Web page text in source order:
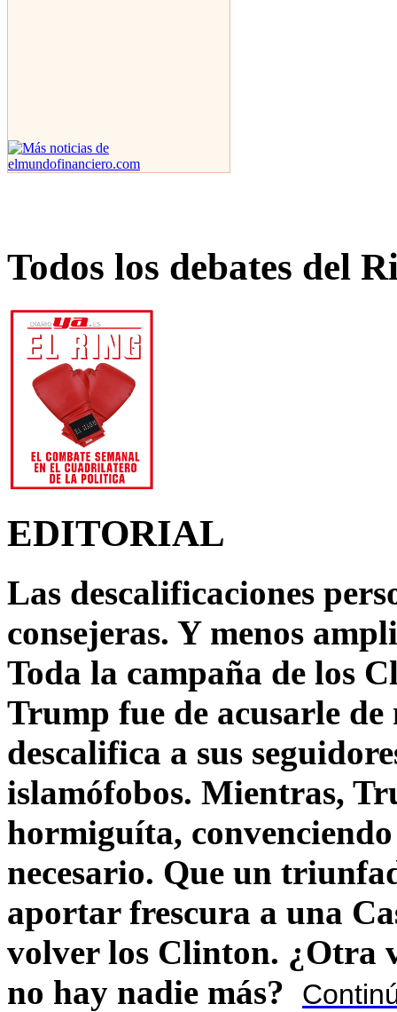
Todos los debates del
EDITORIAL
Las descalificaciones
consejeras. Y menos
Toda la campaña de los
Trump fue de acusarle
descalifica a sus
islamófobos. Mientras,
hormiguíta,
necesario. Que un
aportar frescura a una
volver los Clinton. ¿Otra
no hay nadie más?